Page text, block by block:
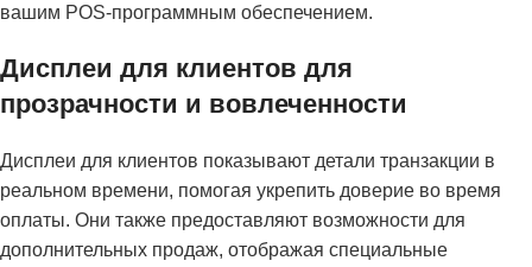
вашим POS-программным обеспечением.
Дисплеи для клиентов для
прозрачности и вовлеченности
Дисплеи для клиентов показывают детали транзакции в
реальном времени, помогая укрепить доверие во время
оплаты. Они также предоставляют возможности для
дополнительных продаж, отображая специальные